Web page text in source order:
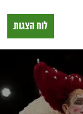
לוח הצגות